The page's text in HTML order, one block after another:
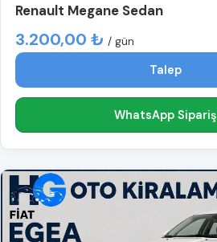
Renault Megane Sedan
3.200,00 ₺ / gün
Talep
WhatsApp Sipariş